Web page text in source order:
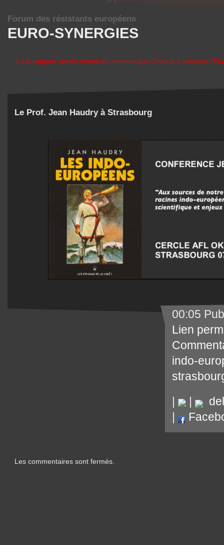
EURO-SYNERGIES
Forum des résistants européens
« Un rapport secret Américain montre que Obama a soutenu
Le Prof. Jean Haudry à Strasbourg
00:05
Lien
indo-
|
|
|
Les commentaires sont fermés.